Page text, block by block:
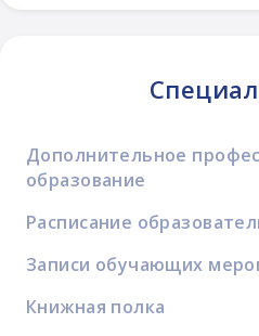
Дополнительное
образование
Расписание
Записи обучающих
Книжная полка